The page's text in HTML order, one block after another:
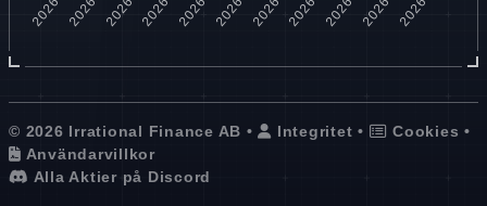
© 2026 Irrational Finance AB • Integritet • Cookies •
Användarvillkor
Alla Aktier på Discord